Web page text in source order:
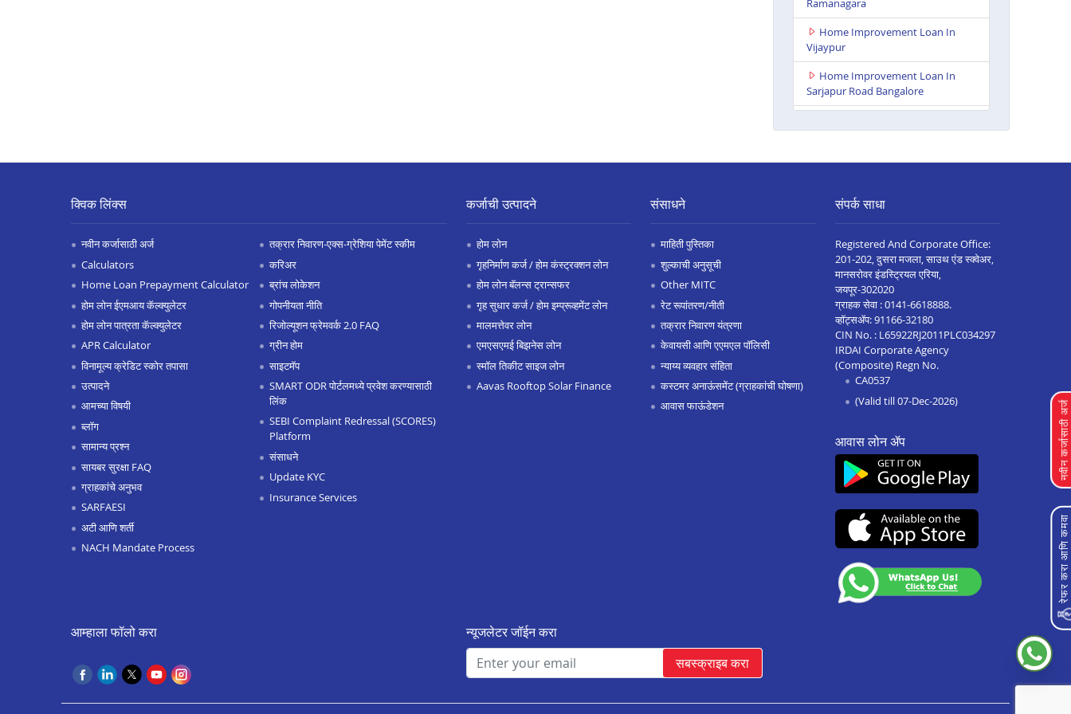
Home Improvement Loan In
Vijaypur
Home Improvement Loan In
Sarjapur Road Bangalore
Kanakapura
Home Improvement Loan In
Home Improvement Loan In
Bagalkote
Home Improvement Loan In
Chamrajnagar
Home Improvement Loan In
Home Improvement Loan In
Gangavathi
Home Improvement Loan In
Bailhongal
Home Improvement Loan In
Home Improvement Loan In
Chitradurga
Shimoga
Home Improvement Loan In
Hospet
नवीन कर्जासाठी अर्ज
रेफर करा आणि कमवा
क्विक लिंक्स
नवीन कर्जासाठी अर्ज
Calculators
Home Loan Prepayment Calculator
होम लोन ईएमआय कॅल्क्युलेटर
होम लोन पात्रता कॅल्क्युलेटर
APR Calculator
विनामूल्य क्रेडिट स्कोर तपासा
उत्पादने
आमच्या विषयी
ब्लॉग
सामान्य प्रश्न
सायबर सुरक्षा FAQ
ग्राहकांचे अनुभव
SARFAESI
अटी आणि शर्ती
NACH Mandate Process
तक्रार निवारण-एक्स-ग्रेशिया पेमेंट स्कीम
करिअर
ब्रांच लोकेशन
गोपनीयता नीति
रिजोल्यूशन फ्रेमवर्क 2.0 FAQ
ग्रीन होम
साइटमॅप
SMART ODR पोर्टलमध्ये प्रवेश करण्यासाठी
लिंक
SEBI Complaint Redressal (SCORES)
Platform
संसाधने
Update KYC
Insurance Services
कर्जाची उत्पादने
होम लोन
गृहनिर्माण कर्ज / होम कंस्ट्रक्शन लोन
होम लोन बॅलन्स ट्रान्सफर
गृह सुधार कर्ज / होम इम्प्रूव्हमेंट लोन
मालमत्तेवर लोन
एमएसएमई बिझनेस लोन
स्मॉल तिकीट साइज लोन
Aavas Rooftop Solar Finance
संसाधने
माहिती पुस्तिका
शुल्काची अनुसूची
Other MITC
रेट रूपांतरण/नीती
तक्रार निवारण यंत्रणा
केवायसी आणि एएमएल पॉलिसी
न्याय्य व्यवहार संहिता
कस्टमर अनाऊंसमेंट (ग्राहकांची घोषणा)
आवास फाऊंडेशन
संपर्क साधा
Registered And Corporate Office:
201-202, दुसरा मजला, साउथ एंड स्क्वेअर,
मानसरोवर इंडस्ट्रियल एरिया,
जयपूर-302020
ग्राहक सेवा :0141-6618888.
व्हॉट्सॲप:91166-32180
CIN No. : L65922RJ2011PLC034297
IRDAI Corporate Agency
(Composite) Regn No.
CA0537
(Valid till 07-Dec-2026)
आवास लोन ॲप
आम्हाला फॉलो करा
न्यूजलेटर जॉईन करा
सबस्क्राइब करा